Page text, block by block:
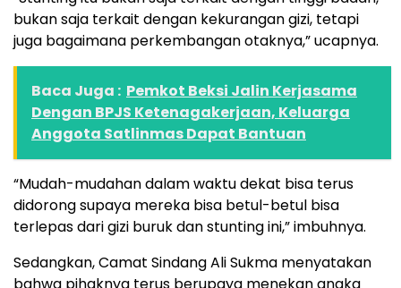
bukan saja terkait dengan kekurangan gizi, tetapi
juga bagaimana perkembangan otaknya,” ucapnya.
Baca Juga : Pemkot Beksi Jalin Kerjasama
Dengan BPJS Ketenagakerjaan, Keluarga
Anggota Satlinmas Dapat Bantuan
“Mudah-mudahan dalam waktu dekat bisa terus
didorong supaya mereka bisa betul-betul bisa
terlepas dari gizi buruk dan stunting ini,” imbuhnya.
Sedangkan, Camat Sindang Ali Sukma menyatakan